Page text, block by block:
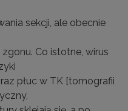
sekcji, ale obecnie
Co istotne, wirus
płuc w TK [tomografii